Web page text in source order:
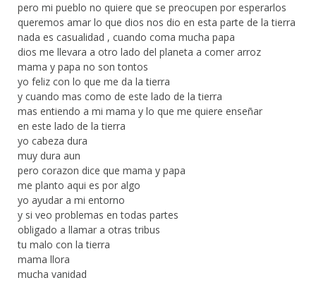
pero mi pueblo no quiere que se preocupen por esperarlos
queremos amar lo que dios nos dio en esta parte de la tierra
nada es casualidad , cuando coma mucha papa
dios me llevara a otro lado del planeta a comer arroz
mama y papa no son tontos
yo feliz con lo que me da la tierra
y cuando mas como de este lado de la tierra
mas entiendo a mi mama y lo que me quiere enseñar
en este lado de la tierra
yo cabeza dura
muy dura aun
pero corazon dice que mama y papa
me planto aqui es por algo
yo ayudar a mi entorno
y si veo problemas en todas partes
obligado a llamar a otras tribus
tu malo con la tierra
mama llora
mucha vanidad